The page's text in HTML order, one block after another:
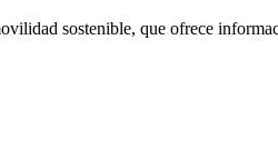
sostenible, que ofrece